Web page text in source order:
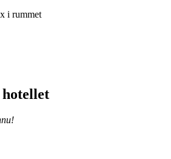
i rummet
hotellet